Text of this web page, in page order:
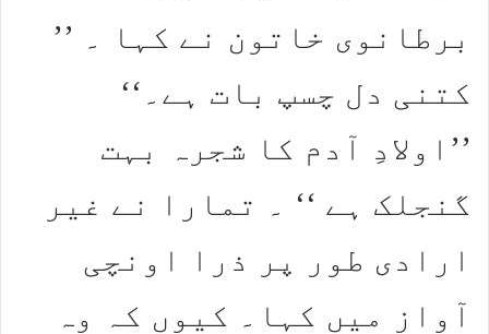
برطانوی خاتون نے کہا ۔ ’’
کتنی دل چسپ بات ہے۔‘‘
’’اولادِ آدم کا شجرہ بہت
گنجلک ہے ‘‘ ۔ تمارا نے غیر
ارادی طور پر ذرا اونچی
آواز میں کہا۔ کیوں کہ وہ